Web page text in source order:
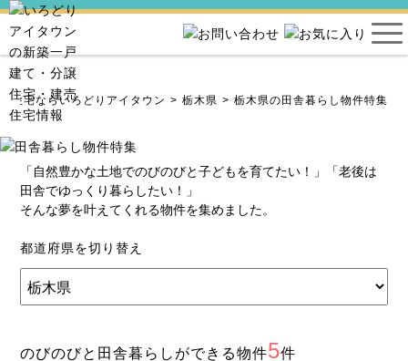
住宅ならいろどりアイタウン 栃木県 栃木県の田舎暮らし物件特集
「自然豊かな土地でのびのびと子どもを育てたい！」「老後は
田舎でゆっくり暮らしたい！」
そんな夢を叶えてくれる物件を集めました。
都道府県を切り替え
のびのびと田舎暮らしができる物件5件